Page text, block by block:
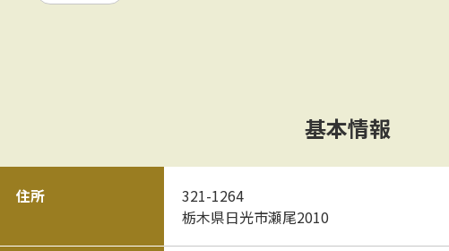
基本情報
住所
321-1264
栃木県日光市瀬尾2010